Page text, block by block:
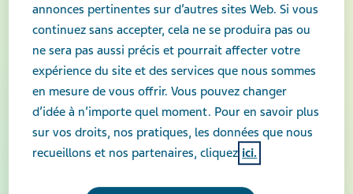
annonces pertinentes sur d’autres sites Web. Si vous
continuez sans accepter, cela ne se produira pas ou
ne sera pas aussi précis et pourrait affecter votre
expérience du site et des services que nous sommes
en mesure de vous offrir. Vous pouvez changer
d’idée à n’importe quel moment. Pour en savoir plus
sur vos droits, nos pratiques, les données que nous
recueillons et nos partenaires, cliquez ici.